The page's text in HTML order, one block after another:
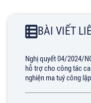
BÀI VIẾT
Nghị quyết 04/2024/
hỗ trợ cho công tác
nghiện ma tuý công lập